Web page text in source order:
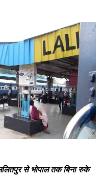
से भोपाल तक बिना रुके